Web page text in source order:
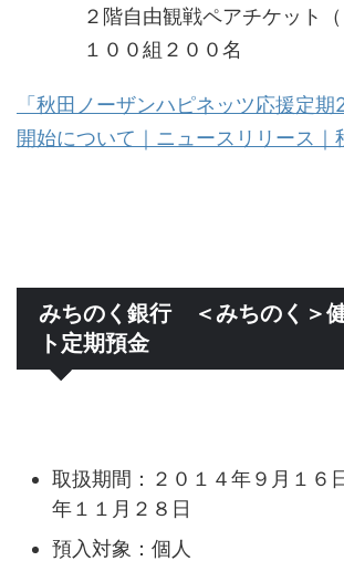
２階自由観戦ペアチケット
１００組２００名
「秋田ノーザンハピネッツ応援定
開始について｜ニュースリリース｜
みちのく銀行 ＜みちのく＞
ト定期預金
取扱期間：２０１４年９月１６
年１１月２８日
預入対象：個人